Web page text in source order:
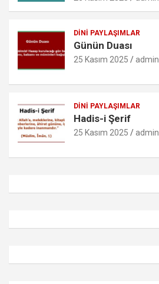
DINI PAYLAŞIMLAR
Günün Duası
25 Kasım 2025 admin
DINI PAYLAŞIMLAR
Hadis-i Şerif
25 Kasım 2025 admin